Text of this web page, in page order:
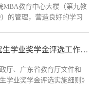
班日期值班人员学院负责人
敏（7月13-17日）黄永杰（7
教育中心大楼（第九教
的管理，营造良好的学习
楼教室、会议室及其他设
学院办公室，MBA中心协
面管理、统一调度、安排使
关于2026年商学院研究生学业奖学金评选工作的通知
厅、广东省教育厅文件和
学业奖学金评选实施细则》